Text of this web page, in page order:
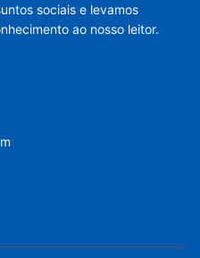
sociais e levamos
ao nosso leitor.